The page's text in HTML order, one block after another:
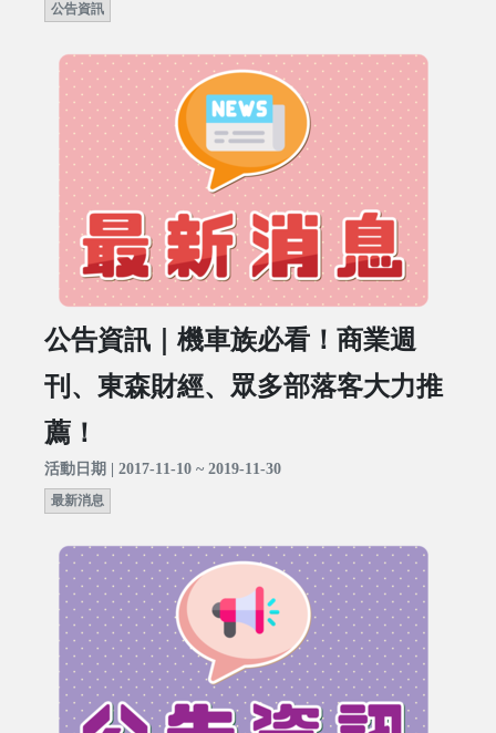
公告資訊
公告資訊｜機車族必看！商業週
刊、東森財經、眾多部落客大力推
薦！
活動日期 | 2017-11-10 ~ 2019-11-30
最新消息